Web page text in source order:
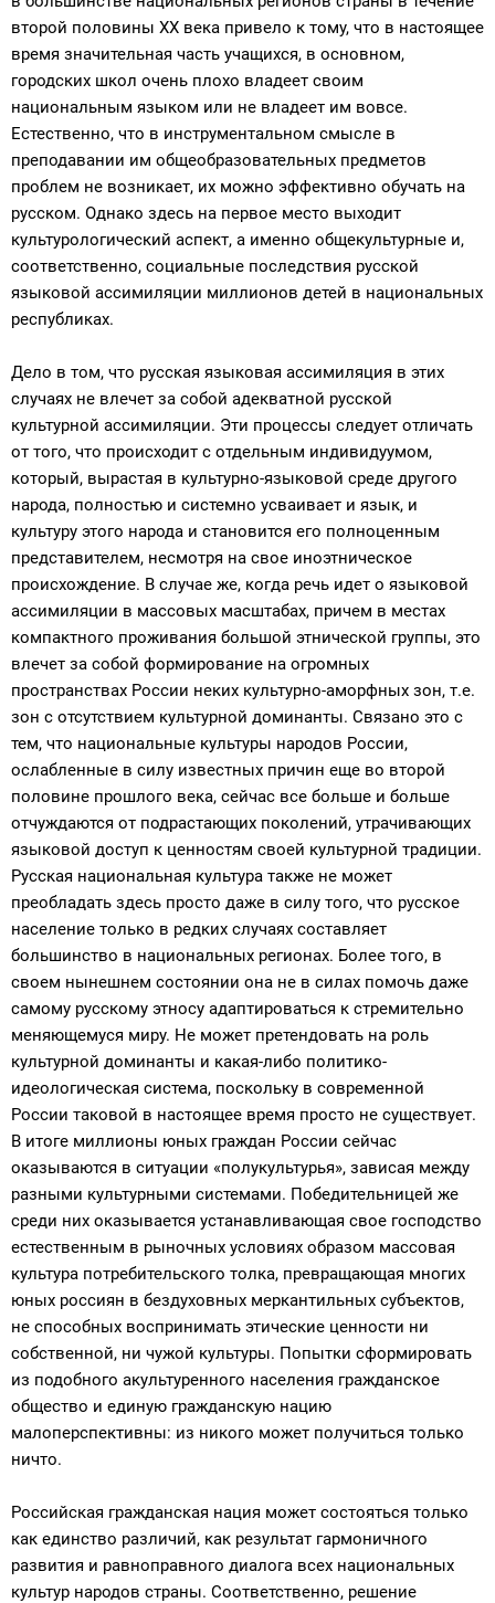
второй половины ХХ века привело к тому, что в настоящее
время значительная часть учащихся, в основном,
городских школ очень плохо владеет своим
национальным языком или не владеет им вовсе.
Естественно, что в инструментальном смысле в
преподавании им общеобразовательных предметов
проблем не возникает, их можно эффективно обучать на
русском. Однако здесь на первое место выходит
культурологический аспект, а именно общекультурные и,
соответственно, социальные последствия русской
языковой ассимиляции миллионов детей в национальных
республиках.
Дело в том, что русская языковая ассимиляция в этих
случаях не влечет за собой адекватной русской
культурной ассимиляции. Эти процессы следует отличать
от того, что происходит с отдельным индивидуумом,
который, вырастая в культурно-языковой среде другого
народа, полностью и системно усваивает и язык, и
культуру этого народа и становится его полноценным
представителем, несмотря на свое иноэтническое
происхождение. В случае же, когда речь идет о языковой
ассимиляции в массовых масштабах, причем в местах
компактного проживания большой этнической группы, это
влечет за собой формирование на огромных
пространствах России неких культурно-аморфных зон, т.е.
зон с отсутствием культурной доминанты. Связано это с
тем, что национальные культуры народов России,
ослабленные в силу известных причин еще во второй
половине прошлого века, сейчас все больше и больше
отчуждаются от подрастающих поколений, утрачивающих
языковой доступ к ценностям своей культурной традиции.
Русская национальная культура также не может
преобладать здесь просто даже в силу того, что русское
население только в редких случаях составляет
большинство в национальных регионах. Более того, в
своем нынешнем состоянии она не в силах помочь даже
самому русскому этносу адаптироваться к стремительно
меняющемуся миру. Не может претендовать на роль
культурной доминанты и какая-либо политико-
идеологическая система, поскольку в современной
России таковой в настоящее время просто не существует.
В итоге миллионы юных граждан России сейчас
оказываются в ситуации «полукультурья», зависая между
разными культурными системами. Победительницей же
среди них оказывается устанавливающая свое господство
естественным в рыночных условиях образом массовая
культура потребительского толка, превращающая многих
юных россиян в бездуховных меркантильных субъектов,
не способных воспринимать этические ценности ни
собственной, ни чужой культуры. Попытки сформировать
из подобного акультуренного населения гражданское
общество и единую гражданскую нацию
малоперспективны: из никого может получиться только
ничто.
Российская гражданская нация может состояться только
как единство различий, как результат гармоничного
развития и равноправного диалога всех национальных
культур народов страны. Соответственно, решение